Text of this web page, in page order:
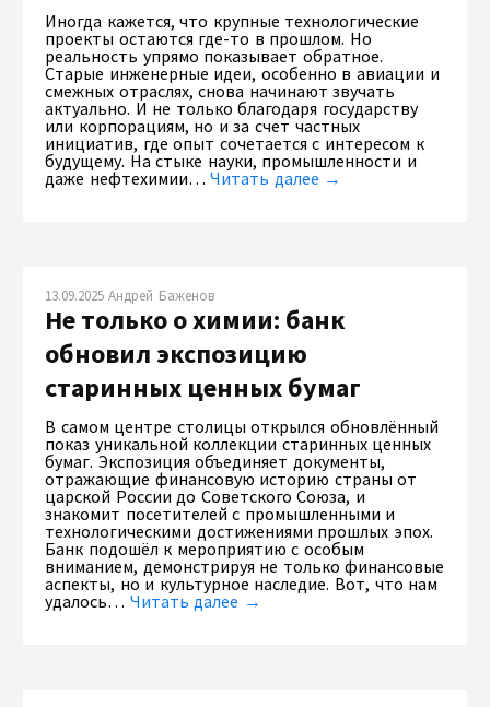
Иногда кажется, что крупные технологические
проекты остаются где-то в прошлом. Но
реальность упрямо показывает обратное.
Старые инженерные идеи, особенно в авиации и
смежных отраслях, снова начинают звучать
актуально. И не только благодаря государству
или корпорациям, но и за счет частных
инициатив, где опыт сочетается с интересом к
будущему. На стыке науки, промышленности и
даже нефтехимии…Читать далее →
13.09.2025 Андрей Баженов
Не только о химии: банк
обновил экспозицию
старинных ценных бумаг
В самом центре столицы открылся обновлённый
показ уникальной коллекции старинных ценных
бумаг. Экспозиция объединяет документы,
отражающие финансовую историю страны от
царской России до Советского Союза, и
знакомит посетителей с промышленными и
технологическими достижениями прошлых эпох.
Банк подошёл к мероприятию с особым
вниманием, демонстрируя не только финансовые
аспекты, но и культурное наследие. Вот, что нам
удалось… Читать далее →